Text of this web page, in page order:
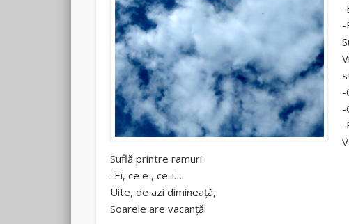
-
-
-
-
-
Suflă printre ramuri:
-Ei, ce e , ce-i….
Uite, de azi dimineață,
Soarele are vacanță!